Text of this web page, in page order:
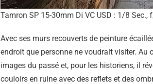
Tamron SP 15-30mm Di VC USD : 1/8 Sec.,
Avec ses murs recouverts de peinture
endroit que personne ne voudrait visiter. Au
images du passé et, pour les historiens, il
couloirs en ruine avec des reflets et des